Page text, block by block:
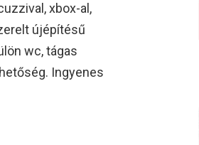
xbox-al,
újépítésű
wc, tágas
Ingyenes